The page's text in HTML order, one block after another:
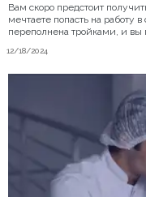
12/18/2024
Вам скоро предстоит
мечтаете попасть на работу
переполнена тройками, и вы